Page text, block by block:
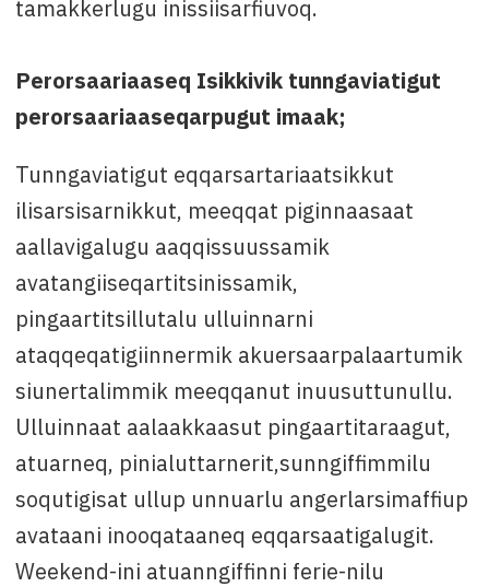
tamakkerlugu inissiisarfiuvoq.
Perorsaariaaseq Isikkivik tunngaviatigut
perorsaariaaseqarpugut imaak;
Tunngaviatigut eqqarsartariaatsikkut
ilisarsisarnikkut, meeqqat piginnaasaat
aallavigalugu aaqqissuussamik
avatangiiseqartitsinissamik,
pingaartitsillutalu ulluinnarni
ataqqeqatigiinnermik akuersaarpalaartumik
siunertalimmik meeqqanut inuusuttunullu.
Ulluinnaat aalaakkaasut pingaartitaraagut,
atuarneq, pinialuttarnerit,sunngiffimmilu
soqutigisat ullup unnuarlu angerlarsimaffiup
avataani inooqataaneq eqqarsaatigalugit.
Weekend-ini atuanngiffinni ferie-nilu